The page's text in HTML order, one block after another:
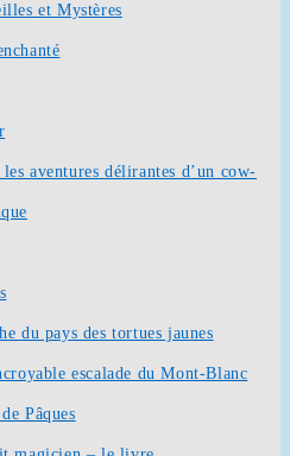
et Mystères
aventures délirantes d’un cow-
du pays des tortues jaunes
escalade du Mont-Blanc
Pâques